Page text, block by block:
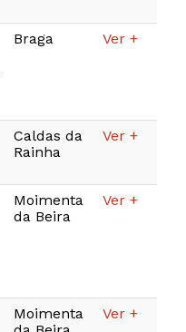
Braga Ver +
Caldas da
Rainha
Ver +
Moimenta
da Beira
Ver +
Moimenta
Ver +